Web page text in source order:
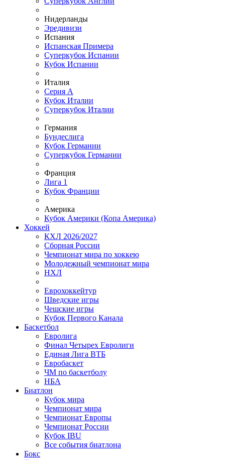
Нидерланды
Эредивизи
Испания
Испанская Примера
Суперкубок Испании
Кубок Испании
Италия
Серия А
Кубок Италии
Суперкубок Италии
Германия
Бундеслига
Кубок Германии
Суперкубок Германии
Франция
Лига 1
Кубок Франции
Америка
Кубок Америки (Копа Америка)
Хоккей
КХЛ 2026/2027
Сборная России
Чемпионат мира по хоккею
Молодежный чемпионат мира
НХЛ
Еврохоккейтур
Шведские игры
Чешские игры
Кубок Первого Канала
Баскетбол
Евролига
Финал Четырех Евролиги
Единая Лига ВТБ
Евробаскет
ЧМ по баскетболу
НБА
Биатлон
Кубок мира
Чемпионат мира
Чемпионат Европы
Чемпионат России
Кубок IBU
Все события биатлона
Бокс